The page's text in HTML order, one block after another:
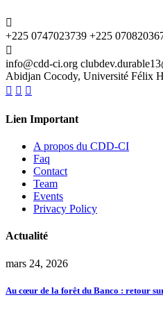
+225 0747023739 +225
info@cdd-ci.org
Abidjan Cocody, Université Félix
Lien Important
A propos du CDD-CI
Faq
Contact
Team
Events
Privacy Policy
Actualité
mars 24, 2026
Au cœur de la forêt du Banco : retour